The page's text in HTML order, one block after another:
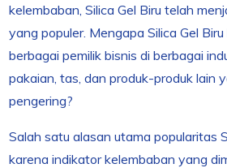
kelembaban, Silica Gel Biru telah
yang populer. Mengapa Silica Gel
berbagai pemilik bisnis di berbagai
pakaian, tas, dan produk-produk lain
pengering?
Salah satu alasan utama popularitas
karena indikator kelembaban yang